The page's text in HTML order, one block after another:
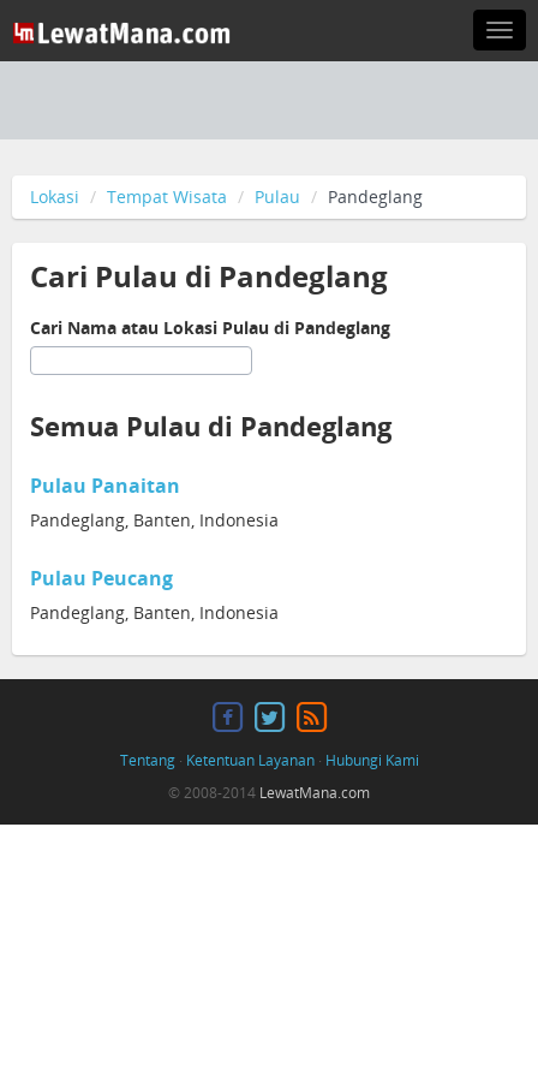
Lokasi Tempat Wisata Pulau Pandeglang
Cari Pulau di Pandeglang
Cari Nama atau Lokasi Pulau di Pandeglang
Semua Pulau di Pandeglang
Pulau Panaitan
Pandeglang, Banten, Indonesia
Pulau Peucang
Pandeglang, Banten, Indonesia
Tentang· Ketentuan Layanan· Hubungi Kami
© 2008-2014 LewatMana.com